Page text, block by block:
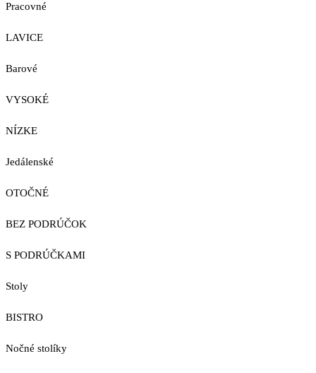
Pracovné
LAVICE
Barové
VYSOKÉ
NÍZKE
Jedálenské
OTOČNÉ
BEZ PODRÚČOK
S PODRÚČKAMI
Stoly
BISTRO
Nočné stolíky